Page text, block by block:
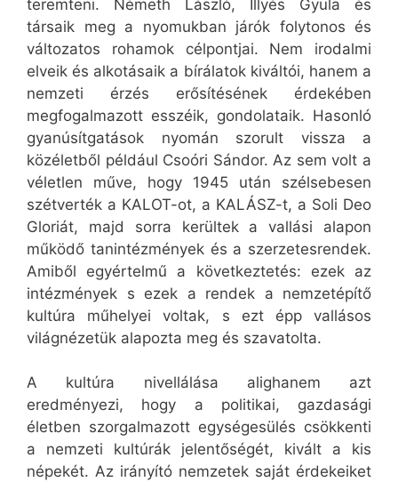
teremteni. Németh László, Illyés Gyula és
társaik meg a nyomukban járók folytonos és
változatos rohamok célpontjai. Nem irodalmi
elveik és alkotásaik a bírálatok kiváltói, hanem a
nemzeti érzés erősítésének érdekében
megfogalmazott esszéik, gondolataik. Hasonló
gyanúsítgatások nyomán szorult vissza a
közéletből például Csoóri Sándor. Az sem volt a
véletlen műve, hogy 1945 után szélsebesen
szétverték a KALOT-ot, a KALÁSZ-t, a Soli Deo
Gloriát, majd sorra kerültek a vallási alapon
működő tanintézmények és a szerzetesrendek.
Amiből egyértelmű a következtetés: ezek az
intézmények s ezek a rendek a nemzetépítő
kultúra műhelyei voltak, s ezt épp vallásos
világnézetük alapozta meg és szavatolta.
A kultúra nivellálása alighanem azt
eredményezi, hogy a politikai, gazdasági
életben szorgalmazott egységesülés csökkenti
a nemzeti kultúrák jelentőségét, kivált a kis
népekét. Az irányító nemzetek saját érdekeiket